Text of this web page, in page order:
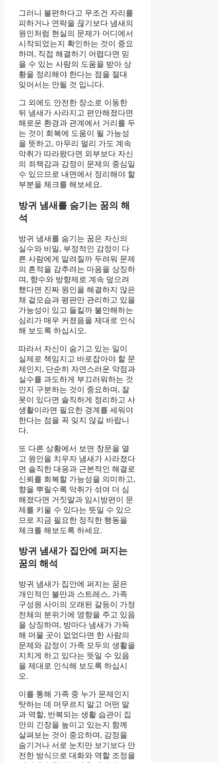
그러니 불편하다고 무조건 자리를
피하거나 연락을 끊기보다 냄새의
원인처럼 현실의 문제가 어디에서
시작되었는지 확인하는 것이 중요
하며, 직접 해결하기 어렵다면 믿
을 수 있는 사람의 도움을 받아 상
황을 정리해야 한다는 점을 절대
잊어서는 안될 것 입니다.
그 외에도 안전한 장소로 이동한
뒤 냄새가 사라지고 편안해졌다면
해로운 환경과 관계에서 거리를 두
는 것이 회복에 도움이 될 가능성
을 뜻하고, 아무리 멀리 가도 계속
악취가 따라왔다면 외부보다 자신
의 죄책감과 감정이 문제의 중심일
수 있으므로 내면에서 정리해야 할
부분을 체크를 해보세요.
방귀 냄새를 숨기는 꿈의 해
석
방귀 냄새를 숨기는 꿈은 자신의
실수와 비밀, 부정적인 감정이 다
른 사람에게 알려질까 두려워 문제
의 흔적을 감추려는 마음을 상징하
며, 향수와 방향제로 계속 덮으려
했다면 진짜 원인을 해결하지 않은
채 겉모습과 평판만 관리하고 있을
가능성이 있고 들킬까 불안해하는
심리가 매우 커졌음을 제대로 인식
해 보도록 하십시오.
따라서 자신이 숨기고 있는 일이
실제로 책임지고 바로잡아야 할 문
제인지, 단순히 자연스러운 약점과
실수를 과도하게 부끄러워하는 것
인지 구분하는 것이 중요하며, 잘
못이 있다면 솔직하게 정리하고 사
생활이라면 필요한 경계를 세워야
한다는 점을 꼭 잊지 않길 바랍니
다.
또 다른 상황에서 보면 창문을 열
고 원인을 치우자 냄새가 사라졌다
면 솔직한 대응과 근본적인 해결로
신뢰를 회복할 가능성을 의미하고,
향을 뿌릴수록 악취가 섞여 더 심
해졌다면 거짓말과 임시방편이 문
제를 키울 수 있다는 뜻일 수 있으
므로 지금 필요한 정직한 행동을
체크를 해보도록 하세요.
방귀 냄새가 집안에 퍼지는
꿈의 해석
방귀 냄새가 집안에 퍼지는 꿈은
개인적인 불만과 스트레스, 가족
구성원 사이의 오래된 갈등이 가정
전체의 분위기에 영향을 주고 있음
을 상징하며, 방마다 냄새가 가득
해 머물 곳이 없었다면 한 사람의
문제와 감정이 가족 모두의 생활을
지치게 하고 있다는 뜻일 수 있음
을 제대로 인식해 보도록 하십시
오.
이를 통해 가족 중 누가 문제인지
탓하는 데 머무르지 말고 어떤 말
과 역할, 반복되는 생활 습관이 집
안의 긴장을 높이고 있는지 함께
살펴보는 것이 중요하며, 감정을
숨기거나 서로 눈치만 보기보다 안
전한 방식으로 대화와 역할 조정을